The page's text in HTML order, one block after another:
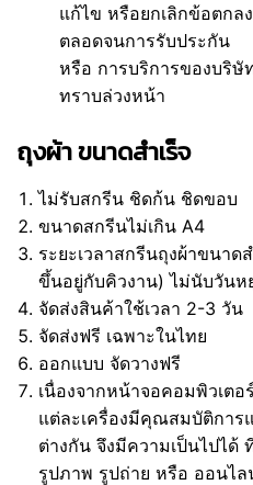
แก้ไข หรือยกเลิกข้อตกล
ตลอดจนการรับประกัน
หรือ การบริการของบริษั
ทราบล่วงหน้า
ถุงผ้า ขนาดสำเร็จ
ไม่รับสกรีน ชิดก้น ชิดขอบ
ขนาดสกรีนไม่เกิน A4
ระยะเวลาสกรีนถุงผ้าขนาด
ขึ้นอยู่กับคิวงาน) ไม่นับวันห
จัดส่งสินค้าใช้เวลา 2-3 วัน
จัดส่งฟรี เฉพาะในไทย
ออกแบบ จัดวางฟรี
เนื่องจากหน้าจอคอมพิวเต
แต่ละเครื่องมีคุณสมบัติการ
ต่างกัน จึงมีความเป็นไปได้
รูปภาพ รูปถ่าย หรือ ออนไ